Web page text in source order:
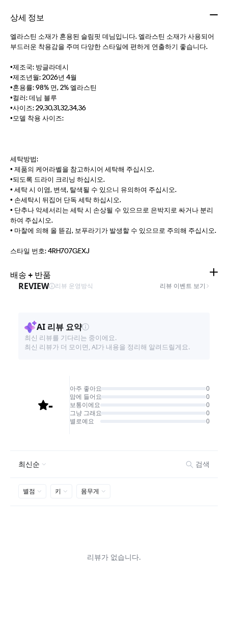
상세 정보
엘라스틴 소재가 혼용된 슬림핏 데님입니다. 엘라스틴 소재가 사용되어
부드러운 착용감을 주며 다양한 스타일에 편하게 연출하기 좋습니다.
•제조국: 방글라데시
•제조년월: 2026년 4월
•혼용률: 98% 면, 2% 엘라스틴
•컬러: 데님 블루
•사이즈: 29,30,31,32,34,36
•모델 착용 사이즈:
세탁방법:
• 제품의 케어라벨을 참고하시어 세탁해 주십시오.
•되도록 드라이 크리닝 하십시오.
• 세탁 시 이염, 변색, 탈색될 수 있으니 유의하여 주십시오.
• 손세탁시 뒤집어 단독 세탁 하십시오.
• 단추나 악세서리는 세탁 시 손상될 수 있으므로 은박지로 싸거나 분리
하여 주십시오.
• 마찰에 의해 올 뜯김, 보푸라기가 발생할 수 있으므로 주의해 주십시오.
스타일 번호:4RH707GEXJ
배송 + 반품